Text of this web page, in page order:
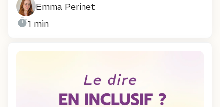
Emma Perinet
1 min